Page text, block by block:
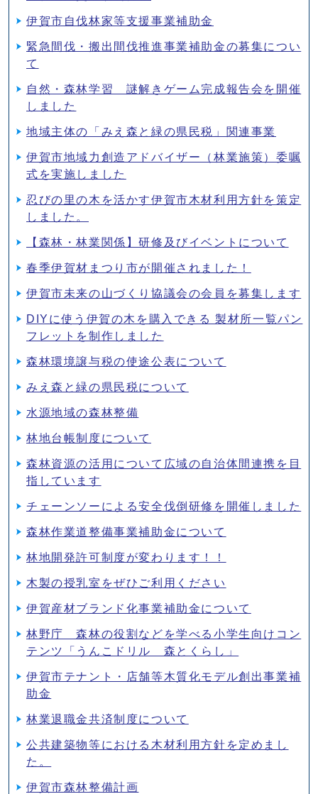
伊賀市自伐林家等支援事業補助金
緊急間伐・搬出間伐推進事業補助金の募集につい
て
自然・森林学習 謎解きゲーム完成報告会を開催
しました
地域主体の「みえ森と緑の県民税」関連事業
伊賀市地域力創造アドバイザー（林業施策）委嘱
式を実施しました
忍びの里の木を活かす伊賀市木材利用方針を策定
しました。
【森林・林業関係】研修及びイベントについて
春季伊賀材まつり市が開催されました！
伊賀市未来の山づくり協議会の会員を募集します
DIYに使う伊賀の木を購入できる 製材所一覧パン
フレットを制作しました
森林環境譲与税の使途公表について
みえ森と緑の県民税について
水源地域の森林整備
林地台帳制度について
森林資源の活用について広域の自治体間連携を目
指しています
チェーンソーによる安全伐倒研修を開催しました
森林作業道整備事業補助金について
林地開発許可制度が変わります！！
木製の授乳室をぜひご利用ください
伊賀産材ブランド化事業補助金について
林野庁 森林の役割などを学べる小学生向けコン
テンツ「うんこドリル 森とくらし」
伊賀市テナント・店舗等木質化モデル創出事業補
助金
林業退職金共済制度について
公共建築物等における木材利用方針を定めまし
た。
伊賀市森林整備計画